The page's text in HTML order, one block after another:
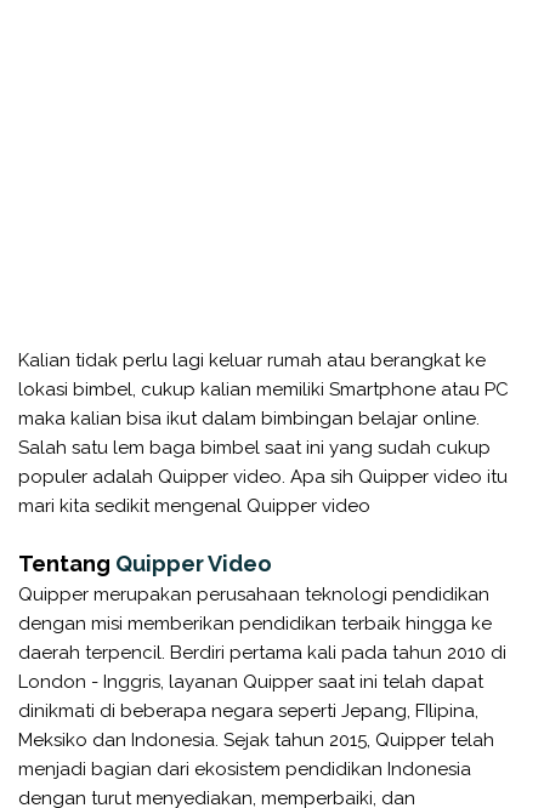
Kalian tidak perlu lagi keluar rumah atau berangkat ke
lokasi bimbel, cukup kalian memiliki Smartphone atau PC
maka kalian bisa ikut dalam bimbingan belajar online.
Salah satu lem baga bimbel saat ini yang sudah cukup
populer adalah Quipper video. Apa sih Quipper video itu
mari kita sedikit mengenal Quipper video
Tentang Quipper Video
Quipper merupakan perusahaan teknologi pendidikan
dengan misi memberikan pendidikan terbaik hingga ke
daerah terpencil. Berdiri pertama kali pada tahun 2010 di
London - Inggris, layanan Quipper saat ini telah dapat
dinikmati di beberapa negara seperti Jepang, FIlipina,
Meksiko dan Indonesia. Sejak tahun 2015, Quipper telah
menjadi bagian dari ekosistem pendidikan Indonesia
dengan turut menyediakan, memperbaiki, dan